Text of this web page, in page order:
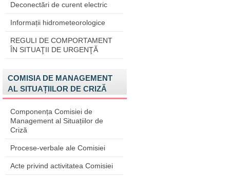
Deconectări de curent electric
Informații hidrometeorologice
REGULI DE COMPORTAMENT
ÎN SITUAŢII DE URGENŢĂ
COMISIA DE MANAGEMENT
AL SITUAȚIILOR DE CRIZĂ
Componența Comisiei de
Management al Situațiilor de
Criză
Procese-verbale ale Comisiei
Acte privind activitatea Comisiei